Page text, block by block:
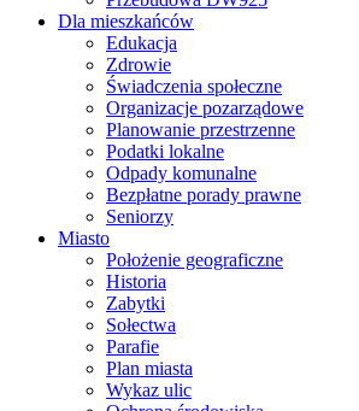
Dla mieszkańców
Edukacja
Zdrowie
Świadczenia społeczne
Organizacje pozarządowe
Planowanie przestrzenne
Podatki lokalne
Odpady komunalne
Bezpłatne porady prawne
Seniorzy
Miasto
Położenie geograficzne
Historia
Zabytki
Sołectwa
Parafie
Plan miasta
Wykaz ulic